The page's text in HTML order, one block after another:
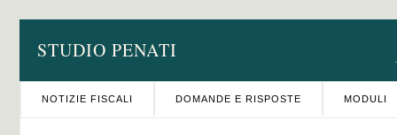
STUDIO PENATI
NOTIZIE FISCALI DOMANDE E RISPOSTE MODULI